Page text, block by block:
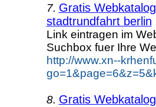
7. Gratis
stadtrundfahrt berlin
Link eintragen im
Suchbox fuer Ihre
http://www.xn--
8. Gratis